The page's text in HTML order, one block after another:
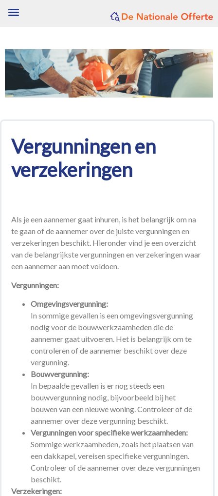
Vergunningen en
verzekeringen
Als je een aannemer gaat inhuren, is het belangrijk om na
te gaan of de aannemer over de juiste vergunningen en
verzekeringen beschikt. Hieronder vind je een overzicht
van de belangrijkste vergunningen en verzekeringen waar
een aannemer aan moet voldoen.
Vergunningen:
Omgevingsvergunning:
In sommige gevallen is een omgevingsvergunning
nodig voor de bouwwerkzaamheden die de
aannemer gaat uitvoeren. Het is belangrijk om te
controleren of de aannemer beschikt over deze
vergunning.
Bouwvergunning:
In bepaalde gevallen is er nog steeds een
bouwvergunning nodig, bijvoorbeeld bij het
bouwen van een nieuwe woning. Controleer of de
aannemer over deze vergunning beschikt.
Vergunningen voor specifieke werkzaamheden:
Sommige werkzaamheden, zoals het plaatsen van
een dakkapel, vereisen specifieke vergunningen.
Controleer of de aannemer over deze vergunningen
beschikt.
Verzekeringen: